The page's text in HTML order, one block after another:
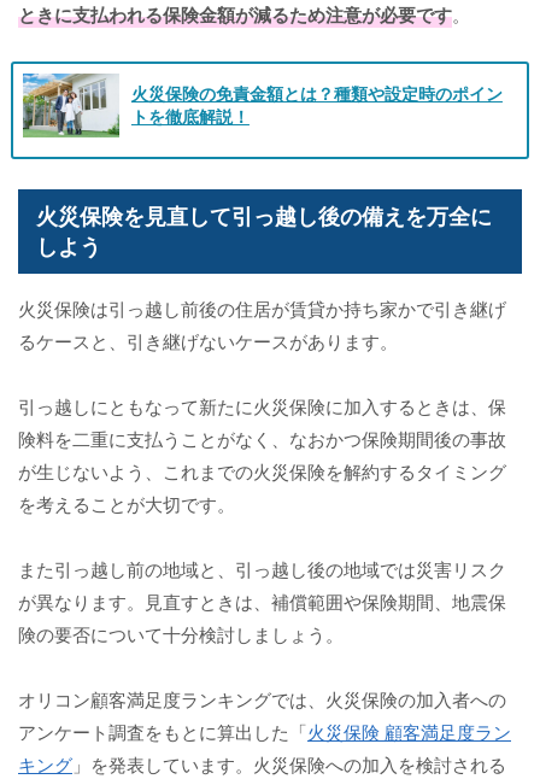
ときに支払われる保険金額が減るため注意が必要です。
火災保険の免責金額とは？種類や設定時のポイン
トを徹底解説！
火災保険を見直して引っ越し後の備えを万全に
しよう
火災保険は引っ越し前後の住居が賃貸か持ち家かで引き継げ
るケースと、引き継げないケースがあります。
引っ越しにともなって新たに火災保険に加入するときは、保
険料を二重に支払うことがなく、なおかつ保険期間後の事故
が生じないよう、これまでの火災保険を解約するタイミング
を考えることが大切です。
また引っ越し前の地域と、引っ越し後の地域では災害リスク
が異なります。見直すときは、補償範囲や保険期間、地震保
険の要否について十分検討しましょう。
オリコン顧客満足度ランキングでは、火災保険の加入者への
アンケート調査をもとに算出した「火災保険 顧客満足度ラン
キング 」を発表しています。火災保険への加入を検討される